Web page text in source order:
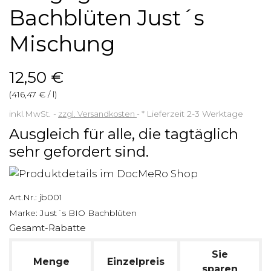
Bachblüten Just´s
Mischung
12,50 €
(416,47 € / l)
inkl.MwSt.
zzgl. Versandkosten * Lieferzeit 2-3 Werktage
Ausgleich für alle, die tagtäglich
sehr gefordert sind.
Art.Nr.: jb001
Marke: Just´s BIO Bachblüten
Gesamt-Rabatte
Menge Einzelpreis
Sie